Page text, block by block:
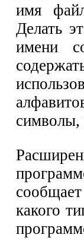
имя
Делать
имени
символы,
какого